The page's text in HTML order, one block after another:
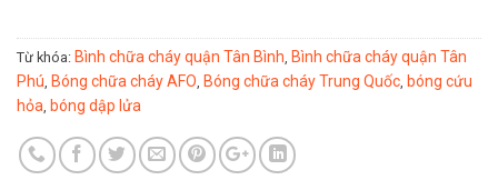
Từ khóa: Bình chữa cháy quận Tân Bình Bình chữa cháy quận Tân
Phú Bóng chữa cháy AFO Bóng chữa cháy Trung Quốc bóng cứu
hỏa bóng dập lửa